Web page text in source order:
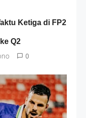
Ketiga di FP2
Q2
0